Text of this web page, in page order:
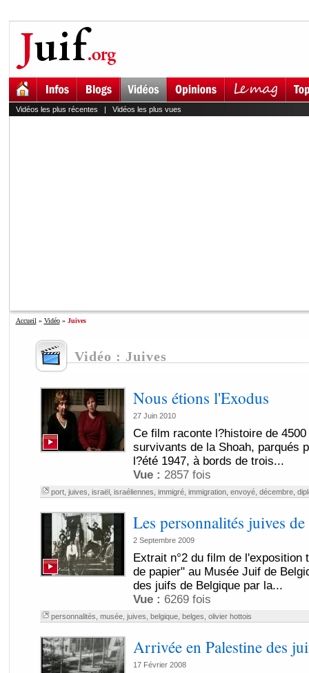
Vidéos les plus récentes | Vidéos les plus vues
Accueil » Vidéo» Juives
Vidéo : Juives
Nous étions l'Exodus
27 Juin 2010
Ce film raconte l?histoire de
survivants de la Shoah, parqués
l?été 1947, à bords de trois...
Vue : 2857 fois
port, juives israël, israéliennes immigré, immigration, envoyé, décembre,
Les personnalités juives
2 Septembre 2009
Extrait n°2 du film de l'exposition
de papier" au Musée Juif de
des juifs de Belgique par la...
Vue : 6269 fois
personnalités musée, juives belgique, belges olivier hottois
Arrivée en Palestine des
17 Février 2008